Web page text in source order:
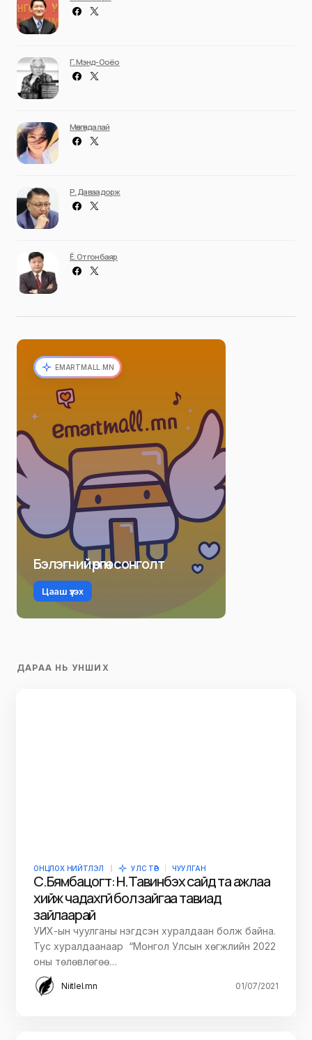
Г. Мэнд-Ооёо
Мөнгөндалай
Р. Даваадорж
Ё. Отгонбаяр
EMARTMALL.MN
Бэлэгний өргөн сонголт
Цааш үзэх
ДАРАА НЬ УНШИХ
ОНЦЛОХ НИЙТЛЭЛ УЛС ТӨР ЧУУЛГАН
С.Бямбацогт: Н.Тавинбэх сайд та ажлаа
хийж чадахгүй бол зайгаа тавиад
зайлаарай
УИХ-ын чуулганы нэгдсэн хуралдаан болж байна.
Тус хуралдаанаар “Монгол Улсын хөгжлийн 2022
оны төлөвлөгөө…
Niitlel.mn 01/07/2021